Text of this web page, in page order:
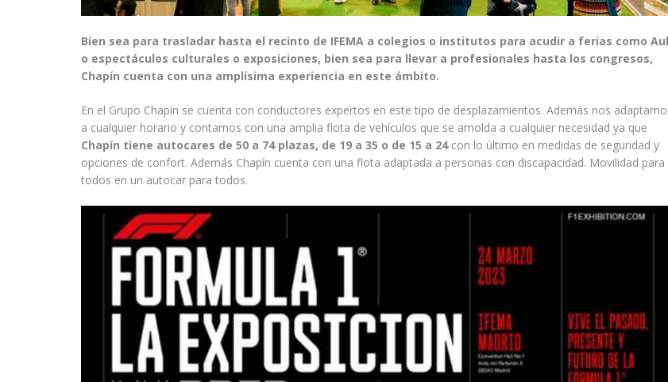
Bien sea para trasladar hasta el recinto de IFEMA a colegios o institutos para acudir a ferias como
o espectáculos culturales o exposiciones, bien sea para llevar a profesionales hasta los congresos,
Chapín cuenta con una amplísima experiencia en este ámbito.
En el Grupo Chapín se cuenta con conductores expertos en este tipo de desplazamientos. Además nos
a cualquier horario y contamos con una amplia flota de vehículos que se amolda a cualquier necesidad ya que
Chapín tiene autocares de 50 a 74 plazas, de 19 a 35 o de 15 a 24con lo último en medidas de seguridad y
opciones de confort. Además Chapín cuenta con una flota adaptada a personas con discapacidad. Movilidad para
todos en un autocar para todos.